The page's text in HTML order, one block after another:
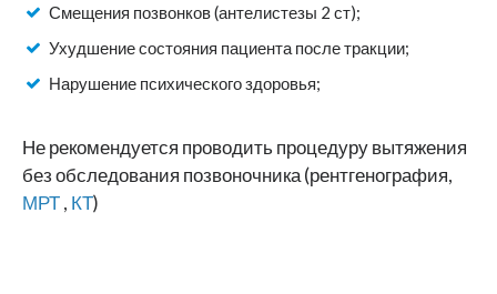
Смещения позвонков (антелистезы 2 ст);
Ухудшение состояния пациента после тракции;
Нарушение психического здоровья;
Не рекомендуется проводить процедуру вытяжения
без обследования позвоночника (рентгенография,
МРТ , КТ)